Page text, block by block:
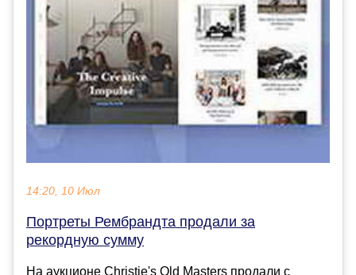
14:20, 10 Июл
Портреты Рембрандта продали за
рекордную сумму
На аукционе Christie's Old Masters продали с